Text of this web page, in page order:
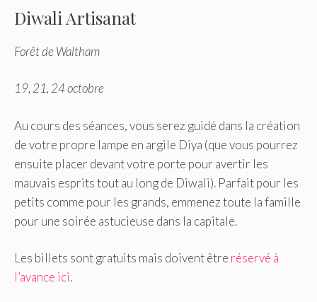
Diwali Artisanat
Forêt de Waltham
19, 21, 24 octobre
Au cours des séances, vous serez guidé dans la création
de votre propre lampe en argile Diya (que vous pourrez
ensuite placer devant votre porte pour avertir les
mauvais esprits tout au long de Diwali). Parfait pour les
petits comme pour les grands, emmenez toute la famille
pour une soirée astucieuse dans la capitale.
Les billets sont gratuits mais doivent être réservé à
l’avance ici.